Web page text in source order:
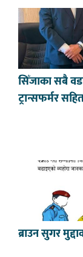
सिँजाका सबै
ट्रान्सफर्मर
ब्राउन सुगर